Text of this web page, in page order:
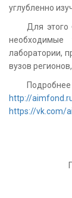
углубленно
Для
необходимые
лаборатории,
вузов
http://
https://vk.com/